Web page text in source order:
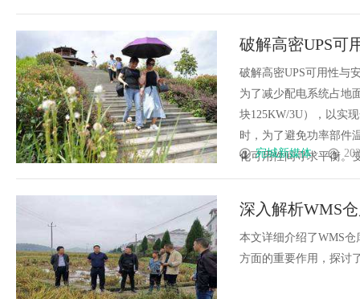
破解高密UPS可
0ms切换与99%
破解高密UPS可用性与
为了减少配电系统占地
块125KW/3U），以实
时，为了避免功率部件
化可用性间寻求平衡。
宛城新媒体
深入解析WMS
本文详细介绍了WMS
方面的重要作用，探讨